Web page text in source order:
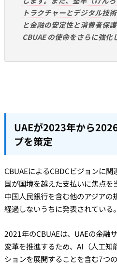
トラクチャーとデジタル技
と金融の安定性と消費者保
CBUAE の使命をさらに強化
UAEが2023年から
プを策定
CBUAEによるCBDCビジョンに
国が国境を越えた支払いに焦点を
中国人民銀行を含む他のアジアの
経過しないうちに発表されている。
2021年のCBUAEは、UAEの金融
変革を推進するため、AI（人工知
ションを展開することを含む7つ